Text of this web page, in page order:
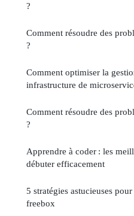
?
Comment résoudre des
?
Comment optimiser la
infrastructure de
Comment résoudre des
?
Apprendre à coder : les
débuter efficacement
5 stratégies astucieuses
freebox